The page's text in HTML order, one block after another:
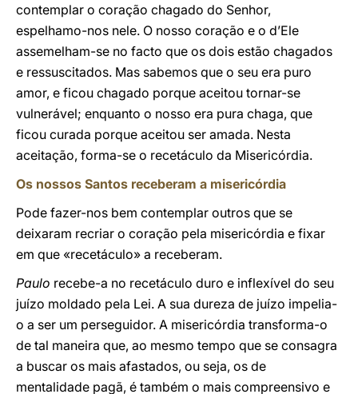
contemplar o coração chagado do Senhor,
espelhamo-nos nele. O nosso coração e o d’Ele
assemelham-se no facto que os dois estão chagados
e ressuscitados. Mas sabemos que o seu era puro
amor, e ficou chagado porque aceitou tornar-se
vulnerável; enquanto o nosso era pura chaga, que
ficou curada porque aceitou ser amada. Nesta
aceitação, forma-se o recetáculo da Misericórdia.
Os nossos Santos receberam a misericórdia
Pode fazer-nos bem contemplar outros que se
deixaram recriar o coração pela misericórdia e fixar
em que «recetáculo» a receberam.
Paulo recebe-a no recetáculo duro e inflexível do seu
juízo moldado pela Lei. A sua dureza de juízo impelia-
o a ser um perseguidor. A misericórdia transforma-o
de tal maneira que, ao mesmo tempo que se consagra
a buscar os mais afastados, ou seja, os de
mentalidade pagã, é também o mais compreensivo e